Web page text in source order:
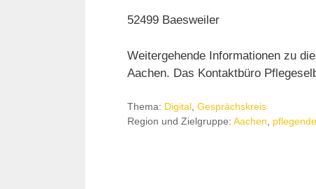
52499 Baesweiler
Weitergehende Informationen zu
Aachen. Das Kontaktbüro
Thema: Digital Gesprächskreis
Region und Zielgruppe: Aachen